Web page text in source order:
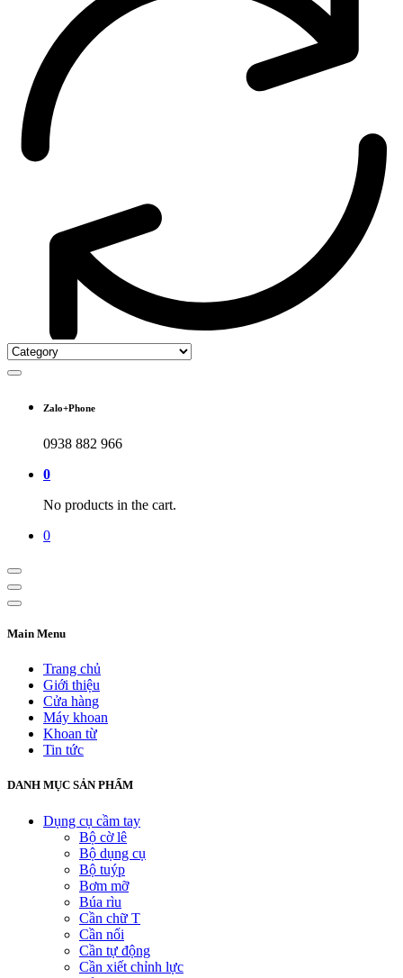
Zalo+Phone
0938 882 966
0
No products in the cart.
0
Main Menu
Trang chủ
Giới thiệu
Cửa hàng
Máy khoan
Khoan từ
Tin tức
DANH MỤC SẢN PHẨM
Dụng cụ cầm tay
Bộ cờ lê
Bộ dụng cụ
Bộ tuýp
Bơm mỡ
Búa rìu
Cần chữ T
Cần nối
Cần tự động
Cần xiết chỉnh lực